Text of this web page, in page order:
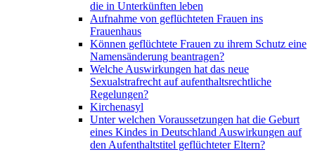
die in Unterkünften leben
Aufnahme von geflüchteten Frauen ins
Frauenhaus
Können geflüchtete Frauen zu ihrem Schutz eine
Namensänderung beantragen?
Welche Auswirkungen hat das neue
Sexualstrafrecht auf aufenthaltsrechtliche
Regelungen?
Kirchenasyl
Unter welchen Voraussetzungen hat die Geburt
eines Kindes in Deutschland Auswirkungen auf
den Aufenthaltstitel geflüchteter Eltern?